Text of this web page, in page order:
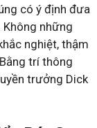
có ý định đưa
những
nghiệt, thậm
trí thông
trưởng Dick